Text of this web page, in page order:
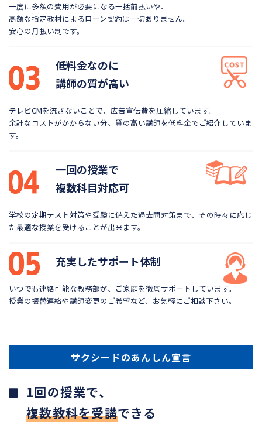
一度に多額の費用が必要になる一括前払いや、
高額な指定教材によるローン契約は一切ありません。
安心の月払い制です。
低料金なのに
講師の質が高い
テレビCMを流さないことで、広告宣伝費を圧縮しています。
余計なコストがかからない分、質の高い講師を低料金でご紹介していま
す。
一回の授業で
複数科目対応可
学校の定期テスト対策や受験に備えた過去問対策まで、 その時々に応じ
た最適な授業を受けることが出来ます。
充実したサポート体制
いつでも連絡可能な教務部が、ご家庭を徹底サポートしています。
授業の振替連絡や講師変更のご希望など、お気軽にご相談下さい。
サクシードのあんしん宣言
1回の授業で、
複数教科を受講できる